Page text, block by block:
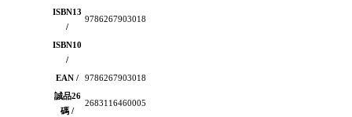
ISBN13
/
9786267903018
ISBN10
/
EAN /
9786267903018
誠品26
碼 /
2683116460005